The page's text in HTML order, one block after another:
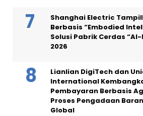
Shanghai Electric
Berbasis “Embodied
Solusi Pabrik Cerdas
2026
Lianlian DigiTech dan
International
Pembayaran Berbasis
Proses Pengadaan
Global